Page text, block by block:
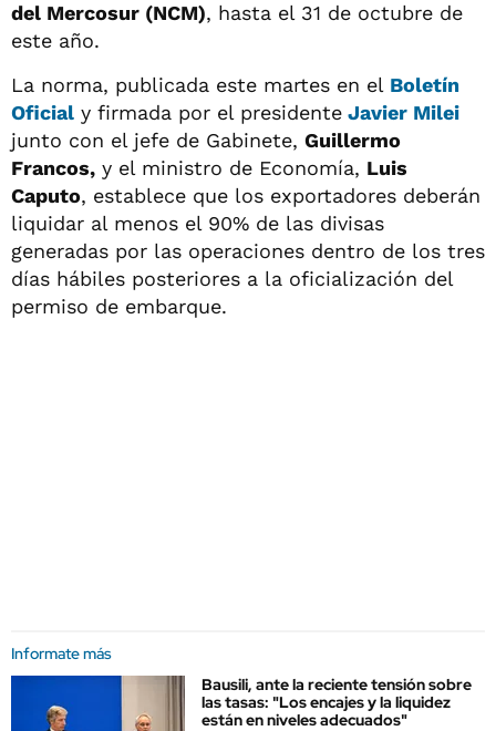
del Mercosur (NCM), hasta el 31 de octubre de
este año.
La norma, publicada este martes en el Boletín
Oficial y firmada por el presidente Javier Milei
junto con el jefe de Gabinete, Guillermo
Francos, y el ministro de Economía, Luis
Caputo, establece que los exportadores deberán
liquidar al menos el 90% de las divisas
generadas por las operaciones dentro de los tres
días hábiles posteriores a la oficialización del
permiso de embarque.
Informate más
Bausili, ante la reciente tensión sobre
las tasas: "Los encajes y la liquidez
están en niveles adecuados"